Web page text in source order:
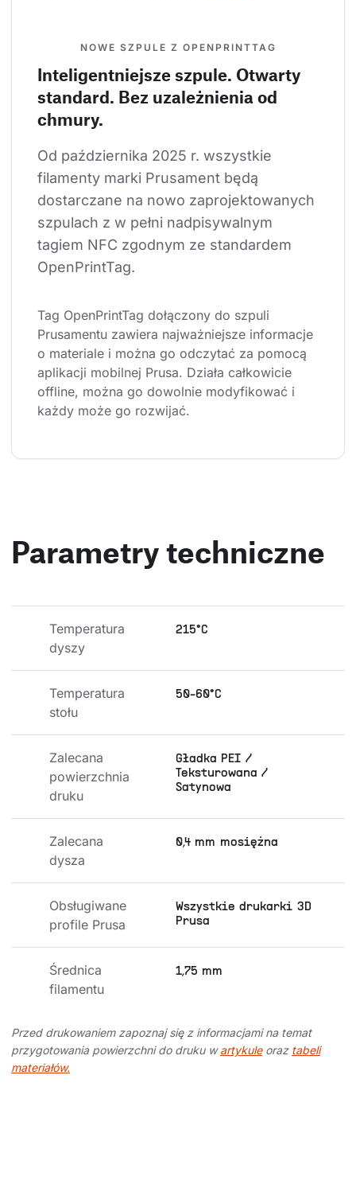
NOWE SZPULE Z OPENPRINTTAG
Inteligentniejsze szpule. Otwarty
standard. Bez uzależnienia od
chmury.
Od października 2025 r. wszystkie
filamenty marki Prusament będą
dostarczane na nowo zaprojektowanych
szpulach z w pełni nadpisywalnym
tagiem NFC zgodnym ze standardem
OpenPrintTag.
Tag OpenPrintTag dołączony do szpuli
Prusamentu zawiera najważniejsze informacje
o materiale i można go odczytać za pomocą
aplikacji mobilnej Prusa. Działa całkowicie
offline, można go dowolnie modyfikować i
każdy może go rozwijać.
Parametry techniczne
Temperatura
dyszy
215°C
Temperatura
stołu
50-60°C
Zalecana
powierzchnia
druku
Gładka PEI /
Teksturowana /
Satynowa
Zalecana
dysza
0,4 mm mosiężna
Obsługiwane
profile Prusa
Wszystkie drukarki 3D
Prusa
Średnica
filamentu
1,75 mm
Przed drukowaniem zapoznaj się z informacjami na temat
przygotowania powierzchni do druku wartykuleoraz tabeli
materiałów.